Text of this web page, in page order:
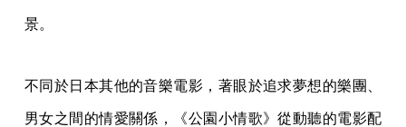
景。
不同於日本其他的音樂電影，著眼於追求夢想的樂團、
男女之間的情愛關係，《公園小情歌》從動聽的電影配